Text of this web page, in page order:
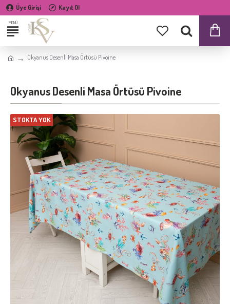
Üye Girişi Kayıt Ol
Okyanus Desenli Masa Örtüsü Pivoine
Okyanus Desenli Masa Örtüsü Pivoine
STOKTA YOK